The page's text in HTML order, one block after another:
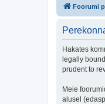
Foorumi
Hakates
legally
prudent to
Meie
alusel